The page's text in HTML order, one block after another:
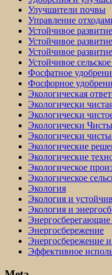
Улучшители почвы
Управление
Устойчивое развитие
Устойчивое
Устойчивое
Устойчивое
Фосфатное
Фосфорное
Экологическая
Экологически
Экологически
Экологически
Экологически
Экологические
Экологические
Экологическое
Экологическое
Экология
Экология и
Экология и
Энергосберегающие
Энергосбережение
Энергосбережение
Эффективное